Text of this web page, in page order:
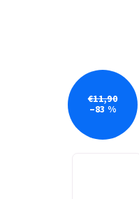
€11,90
–83 %